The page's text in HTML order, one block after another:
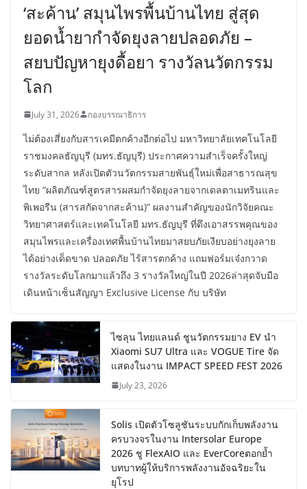
‘สะค้าน’ สมุนไพรพื้นบ้านไทย สู่สุด
ยอดน้ำยากำจัดยุงลายปลอดภัย –
สยบปัญหายุงดื้อยา รางวัลนวัตกรรม
โลก
July 31, 2026 กองบรรณาธิการ
ไม่ต้องเสี่ยงกับสารเคมีตกค้างอีกต่อไป มหาวิทยาลัยเทคโนโลยี
ราชมงคลธัญบุรี (มทร.ธัญบุรี) ประกาศความสำเร็จครั้งใหญ่
ระดับสากล หลังเปิดตัวนวัตกรรมสายพันธุ์ใหม่เพื่อสาธารณสุข
ไทย “ผลิตภัณฑ์สูตรสารผสมกำจัดยุงลายจากเดลตาเมทรินและ
พิเพอรีน (สารสกัดจากสะค้าน)” ผลงานสำคัญของนักวิจัยคณะ
วิทยาศาสตร์และเทคโนโลยี มทร.ธัญบุรี ที่ดึงเอาสรรพคุณของ
สมุนไพรและเครื่องเทศพื้นบ้านไทยมาสยบภัยเงียบอย่างยุงลาย
ได้อย่างเด็ดขาด ปลอดภัย ไร้สารตกค้าง แถมฟอร์มเจ๋งกวาด
รางวัลระดับโลกมาแล้วถึง 3 รางวัลใหญ่ในปี 2026ล่าสุดจับมือ
เดินหน้าเซ็นสัญญา Exclusive License กับ บริษัท
ไซลุน ไทยแลนด์ ชูนวัตกรรมยาง EV นำ
Xiaomi SU7 Ultra และ VOGUE Tire จัด
แสดงในงาน IMPACT SPEED FEST 2026
July 23, 2026
Solis เปิดตัวโซลูชันระบบกักเก็บพลังงาน
ครบวงจรในงาน Intersolar Europe
2026 ชู FlexAIO และ EverCoreตอกย้ำ
บทบาทผู้ให้บริการพลังงานอัจฉริยะใน
ยุโรป